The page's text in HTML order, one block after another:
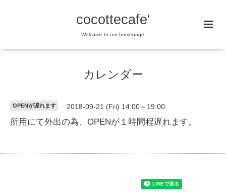
cocottecafe'
Welcome to our homepage
カレンダー
OPENが遅れます 2018-09-21 (Fri) 14:00～19:00
所用にて外出の為、OPENが１時間程遅れます。